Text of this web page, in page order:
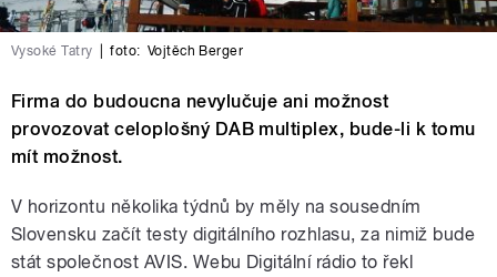
Vysoké Tatry foto: Vojtěch Berger
Firma do budoucna nevylučuje ani možnost
provozovat celoplošný DAB multiplex, bude-li k tomu
mít možnost.
V horizontu několika týdnů by měly na sousedním
Slovensku začít testy digitálního rozhlasu, za nimiž bude
stát společnost AVIS. Webu Digitální rádio to řekl